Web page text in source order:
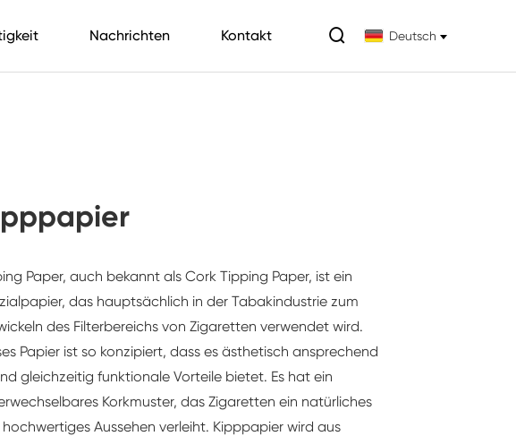
Nachrichten Kontakt  Deutsch
Paper, auch bekannt als Cork Tipping Paper, ist ein
das hauptsächlich in der Tabakindustrie zum
des Filterbereichs von Zigaretten verwendet wird.
Papier ist so konzipiert, dass es ästhetisch ansprechend
gleichzeitig funktionale Vorteile bietet. Es hat ein
Korkmuster, das Zigaretten ein natürliches
Aussehen verleiht. Kipppapier wird aus